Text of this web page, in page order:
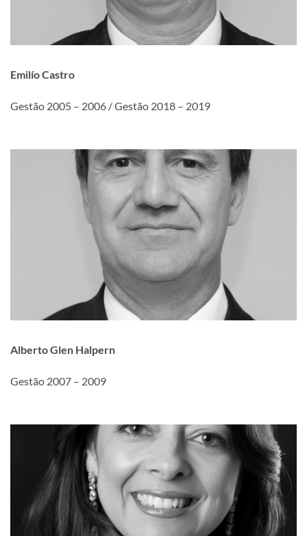
Emilío Castro
Gestão 2005 – 2006 / Gestão 2018 – 2019
Alberto Glen Halpern
Gestão 2007 – 2009